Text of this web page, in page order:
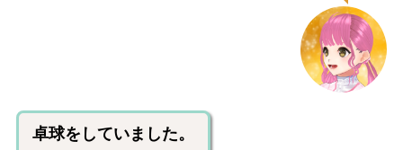
卓球をしていました。